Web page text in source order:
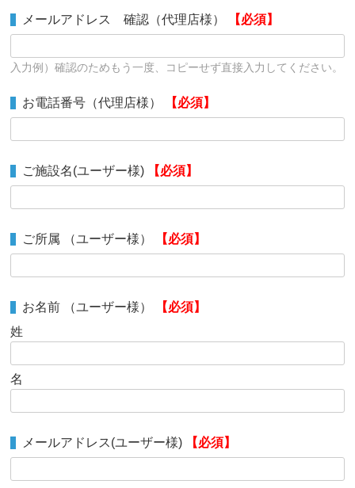
メールアドレス 確認（代理店様） 【必須】
入力例）確認のためもう一度、コピーせず直接入力してください。
お電話番号（代理店様） 【必須】
ご施設名(ユーザー様) 【必須】
ご所属 （ユーザー様） 【必須】
お名前 （ユーザー様）
【必須】
姓
名
メールアドレス(ユーザー様) 【必須】